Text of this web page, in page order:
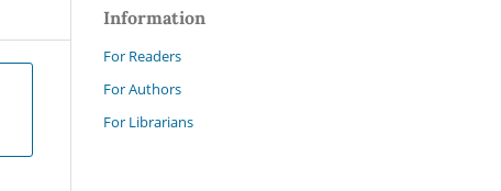
Information
For Readers
For Authors
For Librarians